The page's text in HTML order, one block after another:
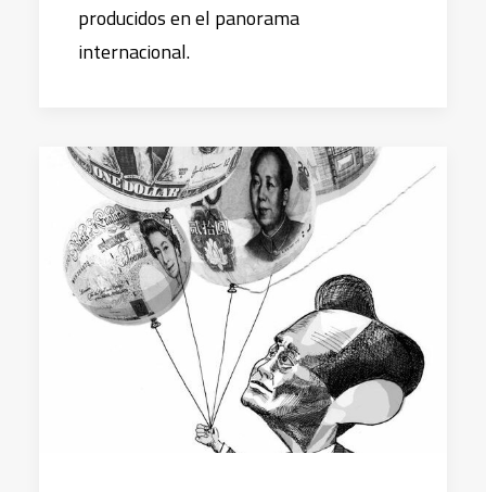
producidos en el panorama
internacional.